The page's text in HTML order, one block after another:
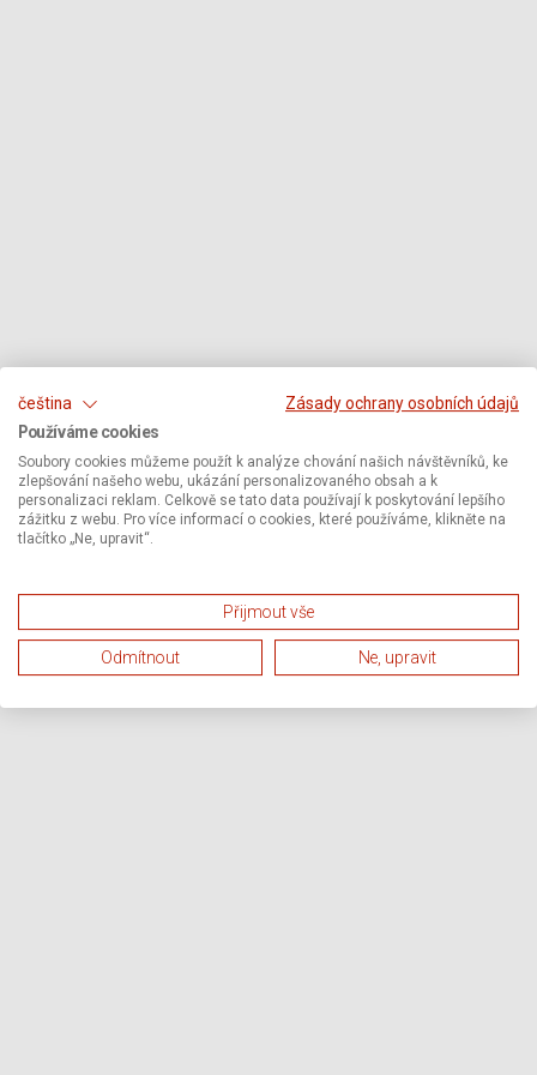
čeština
Zásady ochrany osobních údajů
Používáme cookies
Soubory cookies můžeme použít k analýze chování našich návštěvníků, ke
zlepšování našeho webu, ukázání personalizovaného obsah a k
personalizaci reklam. Celkově se tato data používají k poskytování lepšího
zážitku z webu. Pro více informací o cookies, které používáme, klikněte na
tlačítko „Ne, upravit“.
Přijmout vše
Odmítnout Ne, upravit